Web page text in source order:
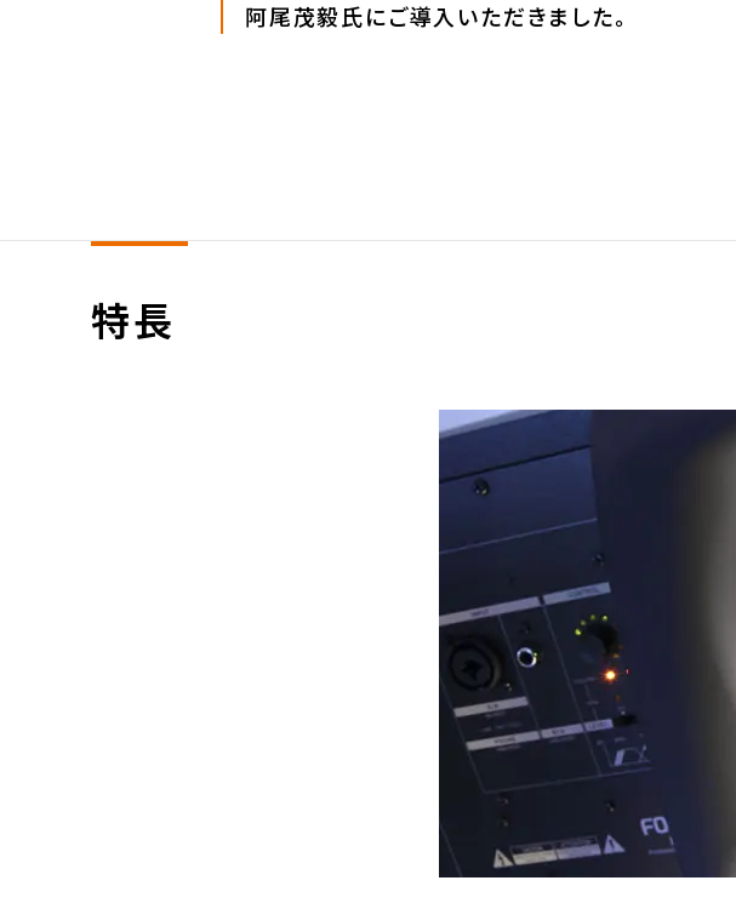
阿尾茂毅氏にご導入いただきました。
特長